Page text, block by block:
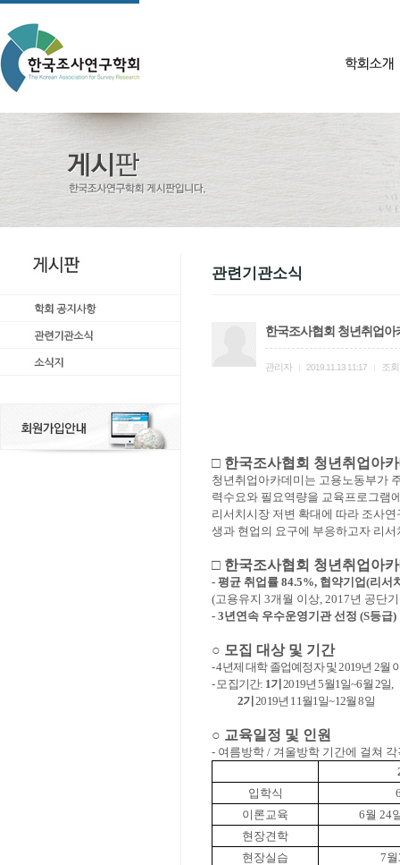
관련기관소식
한국조사협회 청년취업아
관리자 2019.11.13 11:17 조회
□ 한국조사협회 청년취업아
청년취업아카데미는 고용노동부가
력수요와 필요역량을 교육프로그램
리서치시장 저변 확대에 따라 조사
생과 현업의 요구에 부응하고자 리
□ 한국조사협회 청년취업아
- 평균 취업률 84.5%, 협약기업 (리서
(고용유지 3개월 이상, 2017년 공단
- 3년연속 우수운영기관 선정 (S등급)
○ 모집 대상 및 기간
- 4년제 대학 졸업예정자 및2019년 2월
-모집기간: 1기 2019년5월1일~6월2일,
2기 2019년 11월1일~12월8일
○ 교육일정 및 인원
- 여름방학 / 겨울방학 기간에 걸쳐
입학식
이론교육
6월 24
현장견학
현장실습
7월